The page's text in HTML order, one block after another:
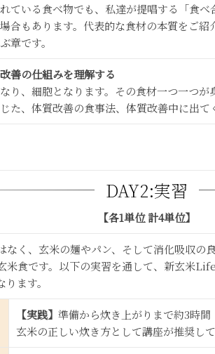
ている食べ物でも、私達が提唱する「食
合もあります。代表的な食材の本質をご
章です。
善の仕組みを理解する
り、細胞となります。その食材一つ一つが
た、体質改善の食事法、体質改善中に出
DAY2:実習
【各1単位 計4単位】
く、玄米の麺やパン、そして消化吸収の
米食です。以下の実習を通して、新玄米
ます。
【実践】 準備から炊き上がりまで約3時間
玄米の正しい炊き方として講座が推奨し